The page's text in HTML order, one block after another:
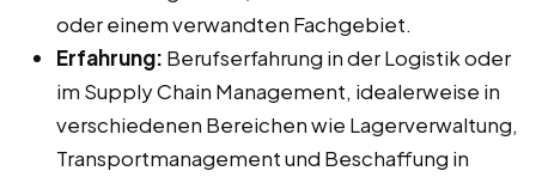
oder einem verwandten Fachgebiet.
Erfahrung: Berufserfahrung in der Logistik oder
im Supply Chain Management, idealerweise in
verschiedenen Bereichen wie Lagerverwaltung,
Transportmanagement und Beschaffung in